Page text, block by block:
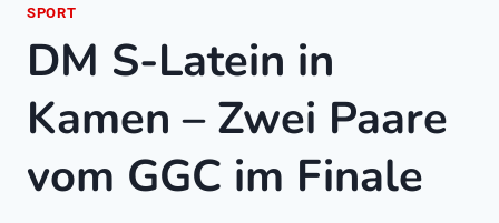
SPORT
DM S-Latein in
Kamen – Zwei Paare
vom GGC im Finale